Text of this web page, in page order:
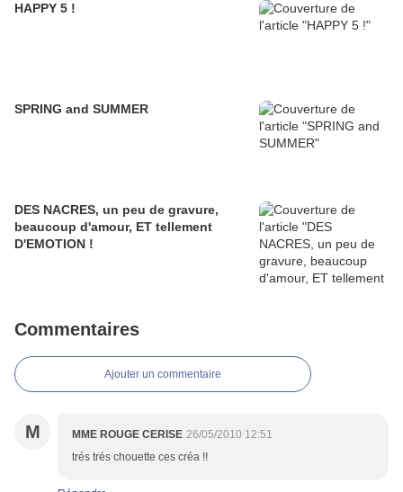
HAPPY 5 !
SPRING and SUMMER
DES NACRES, un peu de gravure,
beaucoup d'amour, ET tellement
D'EMOTION !
Commentaires
Ajouter un commentaire
M MME ROUGE CERISE 26/05/2010 12:51
trés trés chouette ces créa !!